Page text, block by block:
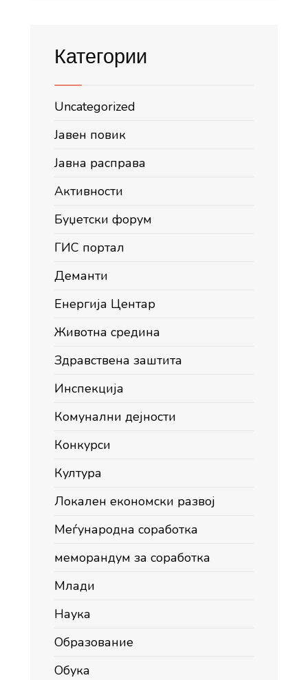
Категории
Uncategorized
Јавен повик
Јавна расправа
Активности
Буџетски форум
ГИС портал
Деманти
Енергија Центар
Животна средина
Здравствена заштита
Инспекција
Комунални дејности
Конкурси
Култура
Локален економски развој
Меѓународна соработка
меморандум за соработка
Млади
Наука
Образование
Обука